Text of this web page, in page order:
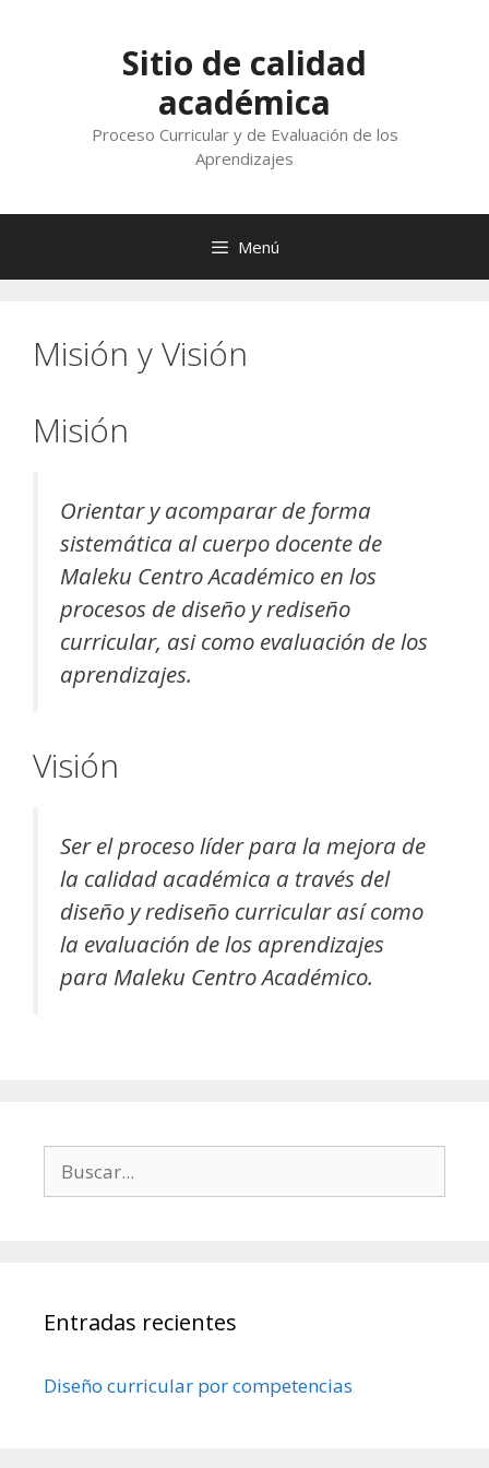
Sitio de calidad
académica
Proceso Curricular y de Evaluación de los
Aprendizajes
Menú
Misión y Visión
Misión
Orientar y acomparar de forma
sistemática al cuerpo docente de
Maleku Centro Académico en los
procesos de diseño y rediseño
curricular, asi como evaluación de los
aprendizajes.
Visión
Ser el proceso líder para la mejora de
la calidad académica a través del
diseño y rediseño curricular así como
la evaluación de los aprendizajes
para Maleku Centro Académico.
Entradas recientes
Diseño curricular por competencias